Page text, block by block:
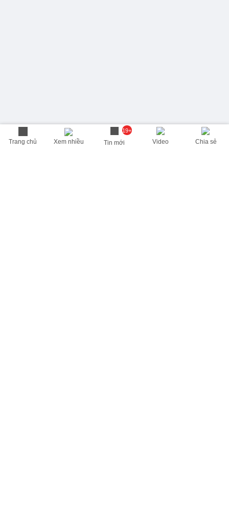
Trang chủ Xem nhiều
19+
Tin mới Video Chia sẻ